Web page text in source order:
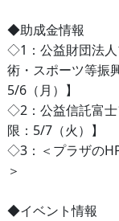
◆助成金情報
◇1：公益財団法人
術・スポーツ等振
5/6（月）】
◇2：公益信託富士
限：5/7（火）】
◇3：＜プラザの
＞
◆イベント情報